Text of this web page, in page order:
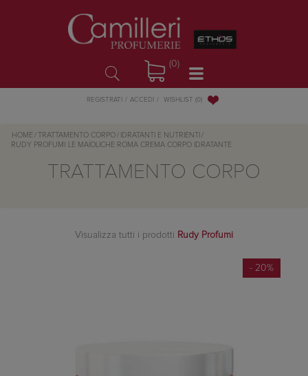
(0)
REGISTRATI ACCEDI WISHLIST (0)
HOME / TRATTAMENTO CORPO / IDRATANTI E NUTRIENTI /
RUDY PROFUMI
LE MAIOLICHE ROMA CREMA CORPO IDRATANTE
TRATTAMENTO CORPO
Visualizza tutti i prodotti Rudy Profumi
- 20%